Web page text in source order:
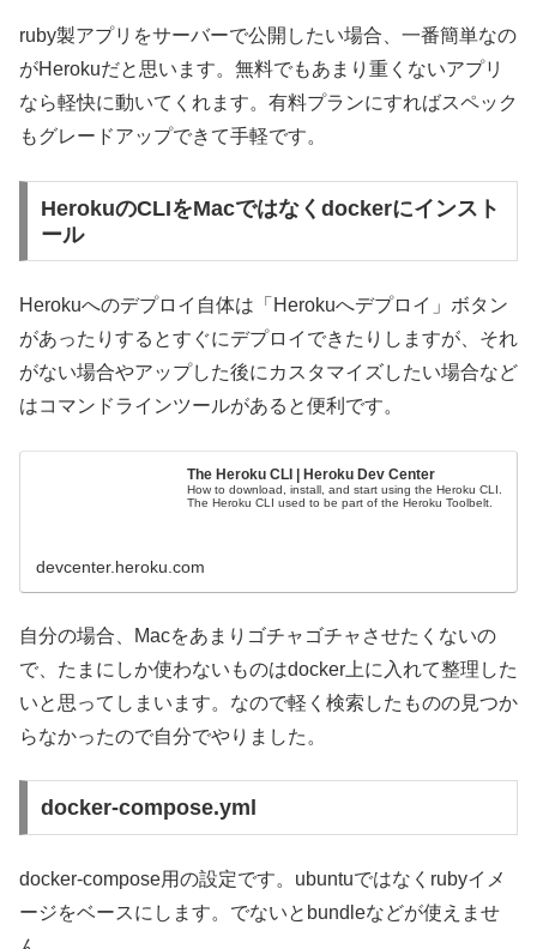
ruby製アプリをサーバーで公開したい場合、一番簡単なの
がHerokuだと思います。無料でもあまり重くないアプリ
なら軽快に動いてくれます。有料プランにすればスペック
もグレードアップできて手軽です。
HerokuのCLIをMacではなくdockerにインスト
ール
Herokuへのデプロイ自体は「Herokuへデプロイ」ボタン
があったりするとすぐにデプロイできたりしますが、それ
がない場合やアップした後にカスタマイズしたい場合など
はコマンドラインツールがあると便利です。
The Heroku CLI | Heroku Dev Center
How to download, install, and start using the Heroku CLI.
The Heroku CLI used to be part of the Heroku Toolbelt.
devcenter.heroku.com
自分の場合、Macをあまりゴチャゴチャさせたくないの
で、たまにしか使わないものはdocker上に入れて整理した
いと思ってしまいます。なので軽く検索したものの見つか
らなかったので自分でやりました。
docker-compose.yml
docker-compose用の設定です。ubuntuではなくrubyイメ
ージをベースにします。でないとbundleなどが使えませ